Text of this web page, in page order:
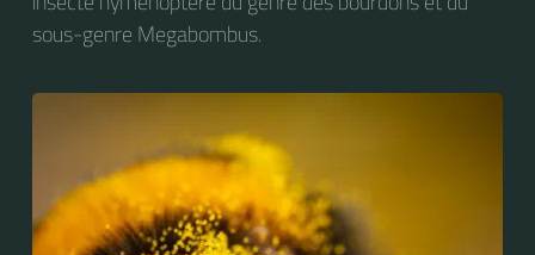
sous-genre Megabombus.